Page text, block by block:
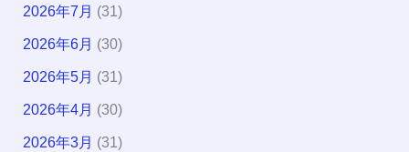
2026年7月 (31)
2026年6月 (30)
2026年5月 (31)
2026年4月 (30)
2026年3月 (31)